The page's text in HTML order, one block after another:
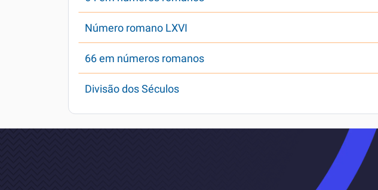
Número romano LXVI
66 em números romanos
Divisão dos Séculos